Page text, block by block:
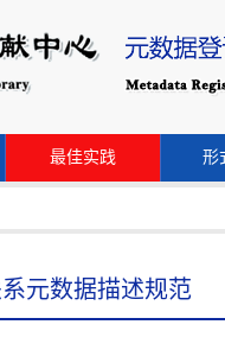
最佳实践 形
元数据描述规范